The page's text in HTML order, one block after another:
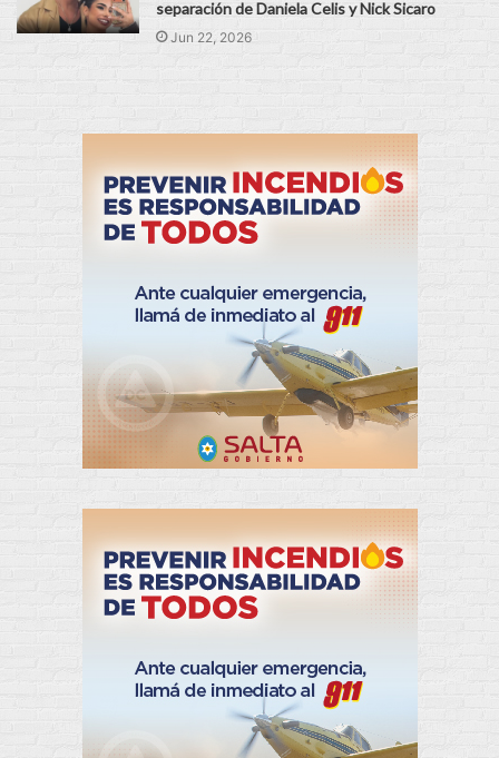
separación de Daniela Celis y Nick Sicaro
Jun 22, 2026